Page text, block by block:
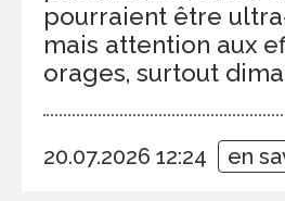
pourraient être
mais attention aux
orages, surtout
20.07.2026 12:24 en